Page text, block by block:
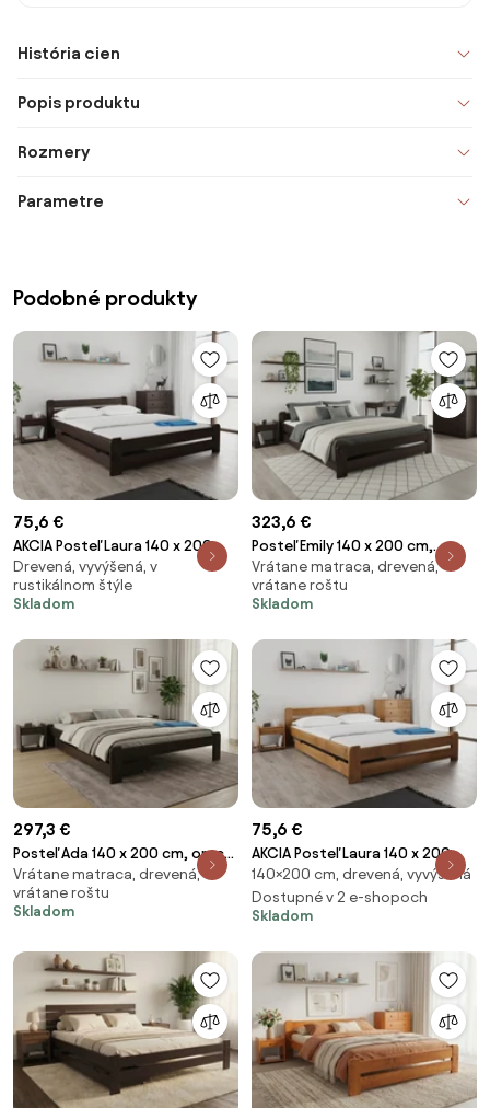
História cien
Popis produktu
Rozmery
Parametre
Podobné produkty
75,6 €
AKCIA Posteľ Laura 140 x 200
cm, orech II.akosť Rošt: Bez
roštu, Matrac: Bez matraca
Drevená, vyvýšená, v
rustikálnom štýle
Skladom
323,6 €
Posteľ Emily 140 x 200 cm,
orech Rošt: S latkovým roštom,
Matrac: Matrac SOMMERA 18
cm
Vrátane matraca, drevená,
vrátane roštu
Skladom
297,3 €
Posteľ Ada 140 x 200 cm, orech
Rošt: S latkovým roštom,
Matrac: Matrac SOMMERA 18
cm
Vrátane matraca, drevená,
vrátane roštu
Skladom
75,6 €
AKCIA Posteľ Laura 140 x 200
cm, dub II. akosť Rošt: Bez
roštu, Matrac: Bez matraca
140×200 cm, drevená, vyvýšená
Dostupné v 2 e-shopoch
Skladom